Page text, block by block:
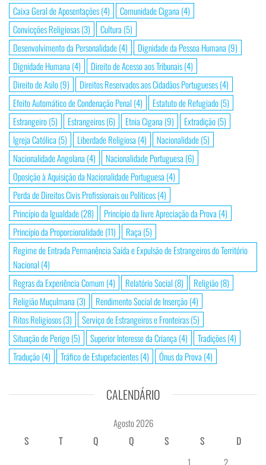
Caixa Geral de Aposentações(4) Comunidade Cigana (4)
Convicções Religiosas(3) Cultura (5)
Desenvolvimento da Personalidade(4) Dignidade da Pessoa Humana (9)
Dignidade Humana (4) Direito de Acesso aos Tribunais(4)
Direito de Asilo(9) Direitos Reservados aos Cidadãos Portugueses(4)
Efeito Automático de Condenação Penal (4) Estatuto de Refugiado(5)
Estrangeiro(5) Estrangeiros(6) Etnia Cigana (9) Extradição(5)
Igreja Católica (5) Liberdade Religiosa (4) Nacionalidade(5)
Nacionalidade Angolana (4) Nacionalidade Portuguesa (6)
Oposição à Aquisição da Nacionalidade Portuguesa (4)
Perda de Direitos Civis Profissionais ou Políticos(4)
Princípio da Igualdade(28) Princípio da livre Apreciação da Prova (4)
Princípio da Proporcionalidade(11) Raça (5)
Regime de Entrada Permanência Saída e Expulsão de Estrangeiros do Território
Nacional (4)
Regras da Experiência Comum (4) Relatório Social (8) Religião(8)
Religião Muçulmana (3) Rendimento Social de Inserção(4)
Ritos Religiosos(3) Serviço de Estrangeiros e Fronteiras(5)
Situação de Perigo(5) Superior Interesse da Criança (4) Tradições(4)
Tradução(4) Tráfico de Estupefacientes(4) Ónus da Prova (4)
CALENDÁRIO
Agosto 2026
S
T Q Q S S
D
1
2